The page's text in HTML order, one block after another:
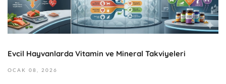
5
0
0
2
0
6
2
Evcil Hayvanlarda Vitamin ve Mineral Takviyeleri
OCAK 08, 2026